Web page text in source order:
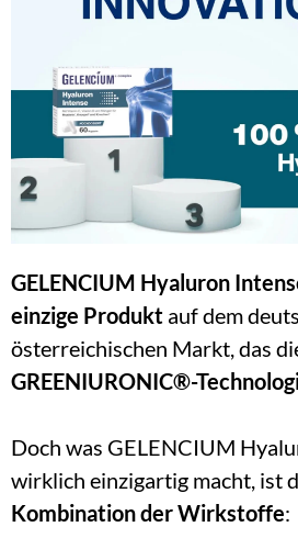
GELENCIUM Hyaluron
einzige Produkt auf dem
österreichischen Markt, das
GREENIURONIC®-
Doch was GELENCIUM
wirklich einzigartig macht, ist
Kombination der Wirkstoffe: